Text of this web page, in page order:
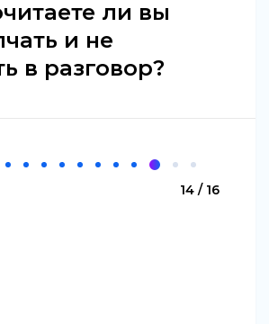
ли вы
и не
в разговор?
14 / 16